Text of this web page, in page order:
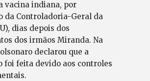
vacina indiana, por
da Controladoria-Geral da
dias depois dos
dos irmãos Miranda. Na
declarou que a
foi feita devido aos controles